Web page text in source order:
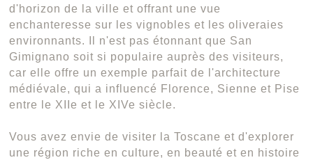
d'horizon de la ville et offrant une vue
enchanteresse sur les vignobles et les oliveraies
environnants. Il n'est pas étonnant que San
Gimignano soit si populaire auprès des visiteurs,
car elle offre un exemple parfait de l'architecture
médiévale, qui a influencé Florence, Sienne et Pise
entre le XIIe et le XIVe siècle.
Vous avez envie de visiter la Toscane et d'explorer
une région riche en culture, en beauté et en histoire